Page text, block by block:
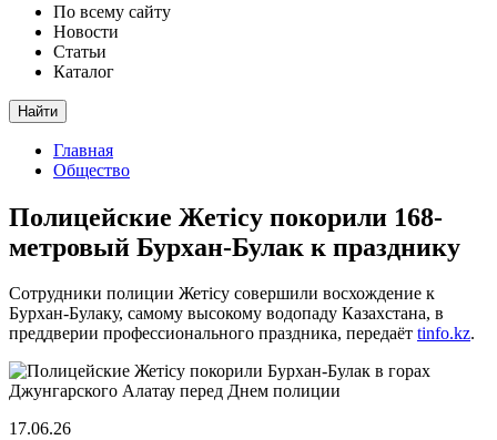
По всему сайту
Новости
Статьи
Каталог
Найти
Главная
Общество
Полицейские Жетісу покорили 168-
метровый Бурхан-Булак к празднику
Сотрудники полиции Жетісу совершили восхождение к
Бурхан-Булаку, самому высокому водопаду Казахстана, в
преддверии профессионального праздника, передаёт tinfo.kz.
17.06.26